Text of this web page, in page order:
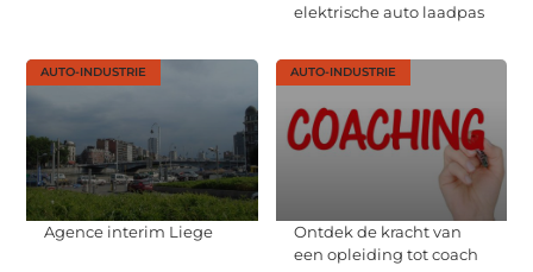
elektrische auto laadpas
AUTO-INDUSTRIE
Agence interim Liege
AUTO-INDUSTRIE
Ontdek de kracht van
een opleiding tot coach